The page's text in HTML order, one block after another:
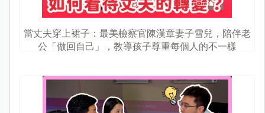
當丈夫穿上裙子：最美檢察官陳漢章妻子雪兒，陪伴老
公「做回自己」，教導孩子尊重每個人的不一樣